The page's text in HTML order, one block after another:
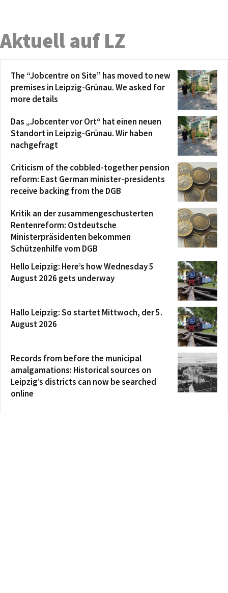
Aktuell auf LZ
The “Jobcentre on Site” has moved to new
premises in Leipzig-Grünau. We asked for
more details
Das „Jobcenter vor Ort“ hat einen neuen
Standort in Leipzig-Grünau. Wir haben
nachgefragt
Criticism of the cobbled-together pension
reform: East German minister-presidents
receive backing from the DGB
Kritik an der zusammengeschusterten
Rentenreform: Ostdeutsche
Ministerpräsidenten bekommen
Schützenhilfe vom DGB
Hello Leipzig: Here’s how Wednesday 5
August 2026 gets underway
Hallo Leipzig: So startet Mittwoch, der 5.
August 2026
Records from before the municipal
amalgamations: Historical sources on
Leipzig’s districts can now be searched
online